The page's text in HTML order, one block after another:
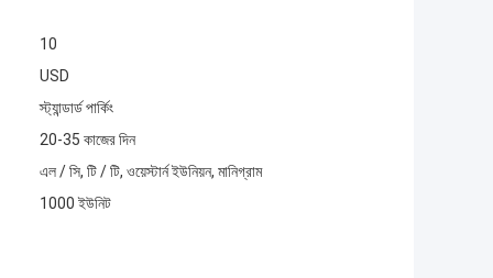
10
USD
স্ট্যান্ডার্ড পার্কিং
20-35 কাজের দিন
এল / সি, টি / টি, ওয়েস্টার্ন ইউনিয়ন, মানিগ্রাম
1000 ইউনিট